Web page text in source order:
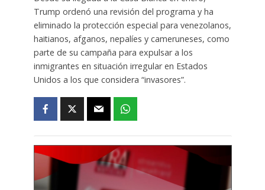
Trump ordenó una revisión del programa y ha
eliminado la protección especial para venezolanos,
haitianos, afganos, nepalíes y cameruneses, como
parte de su campaña para expulsar a los
inmigrantes en situación irregular en Estados
Unidos a los que considera “invasores”.